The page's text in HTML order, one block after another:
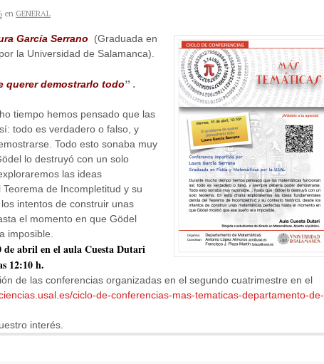
en GENERAL
García Serrano
(Graduada en
la Universidad de Salamanca).
querer demostrarlo todo” .
tiempo hemos pensado que las
todo es verdadero o falso, y
Todo esto sonaba muy
lo destruyó con un solo
las ideas
de Incompletitud y su
intentos de construir unas
el momento en que Gödel
imposible.
de abril en el aula Cuesta Dutari
12:10 h.
de las conferencias organizadas en el segundo cuatrimestre en el
ciclo-de-conferencias-mas-tematicas-departamento-de-
interés.